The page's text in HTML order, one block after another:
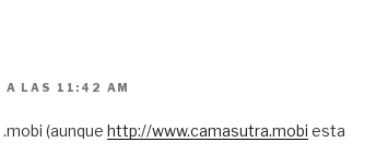
A LAS 11:42 AM
(aunque http://www.camasutra.mobi esta